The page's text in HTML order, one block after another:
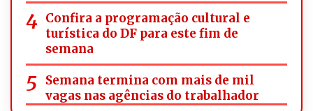
Confira a programação cultural e
turística do DF para este fim de
semana
Semana termina com mais de mil
vagas nas agências do trabalhador